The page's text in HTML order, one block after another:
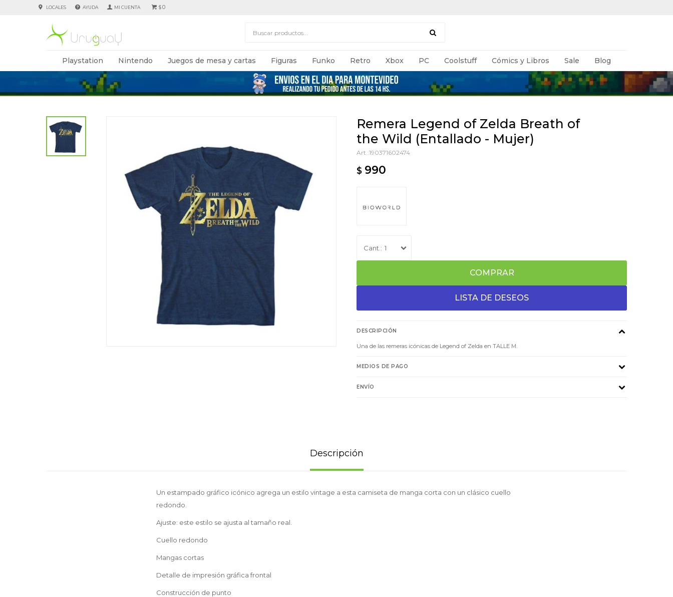
Playstation Nintendo Juegos de mesa y cartas Figuras Funko Retro Xbox PC Coolstuff Cómics y Libros Sale Blog
$0
LOCALES AYUDA
Remera Legend of Zelda Breath of
the Wild (Entallado - Mujer)
190371602474
$ 990
1
COMPRAR
DESCRIPCIÓN
Una de las remeras icónicas de Legend of Zelda en TALLE M.
MEDIOS DE PAGO
ENVÍO
Descripción
Un estampado gráfico icónico agrega un estilo vintage a esta camiseta de manga corta con un clásico cuello
redondo.
Ajuste: este estilo se ajusta al tamaño real.
Cuello redondo
Mangas cortas
Detalle de impresión gráfica frontal
Construcción de punto